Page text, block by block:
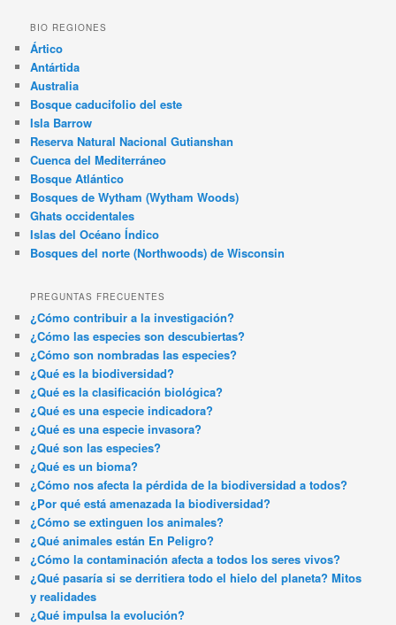
BIO REGIONES
Ártico
Antártida
Australia
Bosque caducifolio del este
Isla Barrow
Reserva Natural Nacional Gutianshan
Cuenca del Mediterráneo
Bosque Atlántico
Bosques de Wytham (Wytham Woods)
Ghats occidentales
Islas del Océano Índico
Bosques del norte (Northwoods) de Wisconsin
PREGUNTAS FRECUENTES
¿Cómo contribuir a la investigación?
¿Cómo las especies son descubiertas?
¿Cómo son nombradas las especies?
¿Qué es la biodiversidad?
¿Qué es la clasificación biológica?
¿Qué es una especie indicadora?
¿Qué es una especie invasora?
¿Qué son las especies?
¿Qué es un bioma?
¿Cómo nos afecta la pérdida de la biodiversidad a todos?
¿Por qué está amenazada la biodiversidad?
¿Cómo se extinguen los animales?
¿Qué animales están En Peligro?
¿Cómo la contaminación afecta a todos los seres vivos?
¿Qué pasaría si se derritiera todo el hielo del planeta? Mitos
y realidades
¿Qué impulsa la evolución?